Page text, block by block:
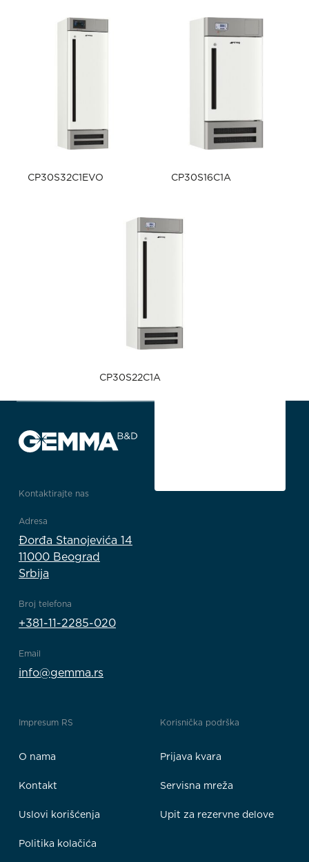
CP30S32C1EVO CP30S16C1A
CP30S22C1A
Kontaktirajte nas
Adresa
Đorđa Stanojevića 14
11000 Beograd
Srbija
Broj telefona
+381-11-2285-020
Email
info@gemma.rs
Impresum RS
O nama
Kontakt
Uslovi korišćenja
Politika kolačića
Korisnička podrška
Prijava kvara
Servisna mreža
Upit za rezervne delove